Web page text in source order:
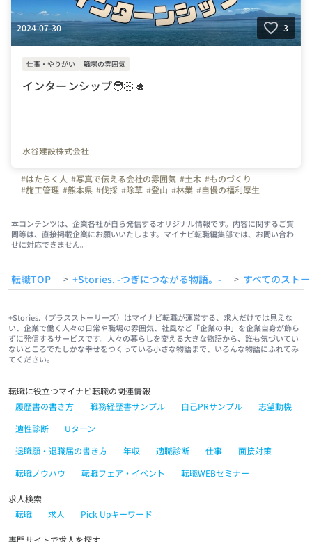
2024-07-30 3
仕事・やりがい 職場の雰囲気
インターンシップ🧑🏻‍🎓
水谷建設株式会社
#はたらく人 #写真で伝える会社の雰囲気 #土木 #ものづくり
#施工管理 #熊本県 #伐採 #除草 #登山 #林業 #自慢の福利厚生
本コンテンツは、企業各社が自ら発信するオリジナル情報です。内容に関するご質
問等は、直接掲載企業にお願いいたします。マイナビ転職編集部では、お問い合わ
せに対応できません。
転職TOP > +Stories. -つぎにつながる物語。- > すべてのスト
+Stories.（プラスストーリーズ）はマイナビ転職が運営する、求人だけでは見えな
い、企業で働く人々の日常や職場の雰囲気、社風など「企業の中」を企業自身が飾ら
ずに発信するサービスです。人々の暮らしを変える大きな物語から、誰も気づいてい
ないところでたしかな幸せをつくっている小さな物語まで、いろんな物語にふれてみ
てください。
転職に役立つマイナビ転職の関連情報
履歴書の書き方
職務経歴書サンプル 自己PRサンプル
志望動機
適性診断
Uターン
退職願・退職届の書き方
年収 適職診断 仕事
面接対策
転職ノウハウ
転職フェア・イベント 転職WEBセミナー
求人検索
転職
求人 Pick Upキーワード
専門サイトで求人を探す